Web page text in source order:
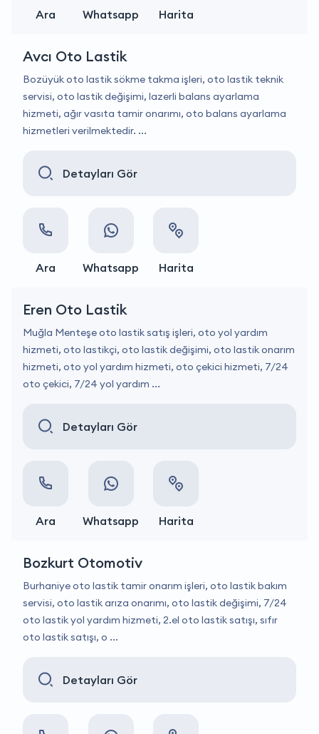
Ara Whatsapp Harita
Avcı Oto Lastik
Bozüyük oto lastik sökme takma işleri, oto lastik teknik
servisi, oto lastik değişimi, lazerli balans ayarlama
hizmeti, ağır vasıta tamir onarımı, oto balans ayarlama
hizmetleri verilmektedir. ...
Detayları Gör
Ara Whatsapp Harita
Eren Oto Lastik
Muğla Menteşe oto lastik satış işleri, oto yol yardım
hizmeti, oto lastikçi, oto lastik değişimi, oto lastik onarım
hizmeti, oto yol yardım hizmeti, oto çekici hizmeti, 7/24
oto çekici, 7/24 yol yardım ...
Detayları Gör
Ara Whatsapp Harita
Bozkurt Otomotiv
Burhaniye oto lastik tamir onarım işleri, oto lastik bakım
servisi, oto lastik arıza onarımı, oto lastik değişimi, 7/24
oto lastik yol yardım hizmeti, 2.el oto lastik satışı, sıfır
oto lastik satışı, o ...
Detayları Gör